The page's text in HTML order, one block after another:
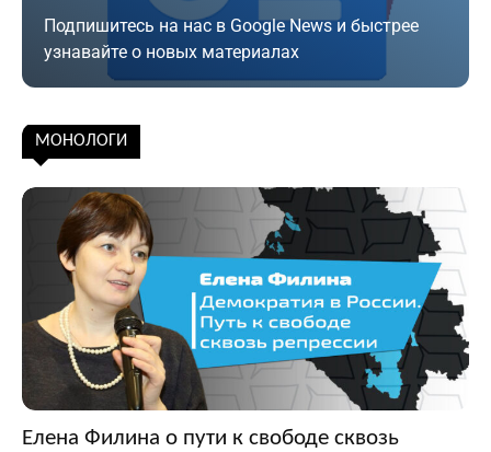
Подпишитесь на нас в Google News и быстрее
узнавайте о новых материалах
Подписаться
МОНОЛОГИ
Елена Филина о пути к свободе сквозь